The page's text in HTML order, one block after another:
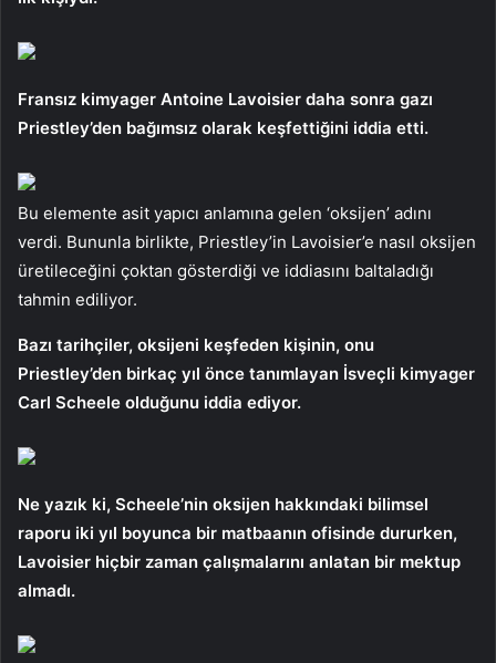
Fransız kimyager Antoine Lavoisier daha sonra gazı
Priestley’den bağımsız olarak keşfettiğini iddia etti.
Bu elemente asit yapıcı anlamına gelen ‘oksijen’ adını
verdi. Bununla birlikte, Priestley’in Lavoisier’e nasıl oksijen
üretileceğini çoktan gösterdiği ve iddiasını baltaladığı
tahmin ediliyor.
Bazı tarihçiler, oksijeni keşfeden kişinin, onu
Priestley’den birkaç yıl önce tanımlayan İsveçli kimyager
Carl Scheele olduğunu iddia ediyor.
Ne yazık ki, Scheele’nin oksijen hakkındaki bilimsel
raporu iki yıl boyunca bir matbaanın ofisinde dururken,
Lavoisier hiçbir zaman çalışmalarını anlatan bir mektup
almadı.